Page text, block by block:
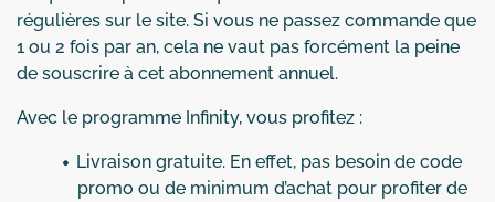
régulières sur le site. Si vous ne passez commande que
1 ou 2 fois par an, cela ne vaut pas forcément la peine
de souscrire à cet abonnement annuel.
Avec le programme Infinity, vous profitez :
Livraison gratuite. En effet, pas besoin de code
promo ou de minimum d’achat pour profiter de